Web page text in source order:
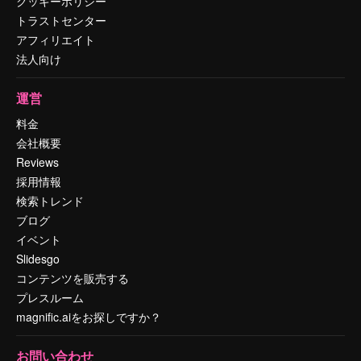
トラストセンター
アフィリエイト
法人向け
運営
料金
会社概要
Reviews
採用情報
検索トレンド
ブログ
イベント
Slidesgo
コンテンツを販売する
プレスルーム
magnific.aiをお探しですか？
お問い合わせ